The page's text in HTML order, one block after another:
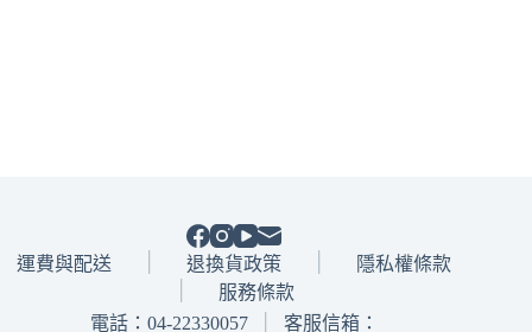
運費與配送 退換貨政策
隱私權條款
服務條款
電話：04-22330057
客服信箱：